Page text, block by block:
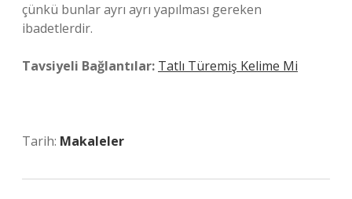
çünkü bunlar ayrı ayrı yapılması gereken
ibadetlerdir.
Tavsiyeli Bağlantılar: Tatlı Türemiş Kelime Mi
Tarih: Makaleler